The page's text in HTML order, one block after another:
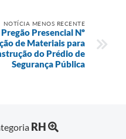
NOTÍCIA MENOS RECENTE
Presencial Nº
de Materiais para
do Prédio de
Segurança Pública
RH